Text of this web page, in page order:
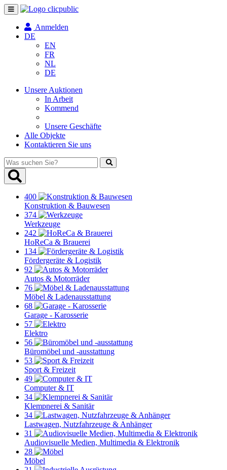
Navigation
umschalten
Anmelden
DE
EN
FR
NL
DE
Unsere Auktionen
In Arbeit
Kommend
Unsere Geschäfte
Alle Objekte
Kontaktieren Sie uns
Was
suchen
Sie?
400
Konstruktion & Bauwesen
374
Werkzeuge
242
HoReCa & Brauerei
134
Fördergeräte & Logistik
92
Autos & Motorräder
76
Möbel & Ladenausstattung
68
Garage - Karosserie
57
Elektro
56
Büromöbel und -ausstattung
53
Sport & Freizeit
49
Computer & IT
34
Klempnerei & Sanitär
34
Lastwagen, Nutzfahrzeuge & Anhänger
31
Audiovisuelle Medien, Multimedia & Elektronik
28
Möbel